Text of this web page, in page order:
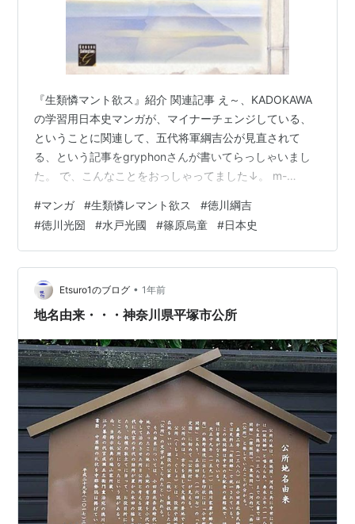
『生類憐マント欲ス』紹介 関連記事 え～、KADOKAWA
の学習用日本史マンガが、マイナーチェンジしている、
ということに関連して、五代将軍綱吉公が見直されて
る、という記事をgryphonさんが書いてらっしゃいまし
た。 で、こんなことをおっしゃってました↓。 m-
柳沢吉保と共に孤軍奮闘する徳川綱吉。水戸光圀はヴィ
ラン」って話、物語（エンタメ、フィクション）でそろ
そろ誰か描かない？ （大文字等の装飾は筆者がやりまし
た。） それで、心あたりがありありでしたので、コメン
ト欄に書き込んでおいたら、採用していただけました。
こちらでも…
#マンガ #生類憐レマント欲ス #徳川綱吉
#徳川光圀 #水戸光國 #篠原烏童 #日本史
Etsuro1のブログ • 1年前
地名由来・・・神奈川県平塚市公所